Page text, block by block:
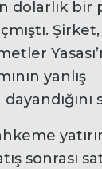
dolarlık bir
yanlış
sonrası